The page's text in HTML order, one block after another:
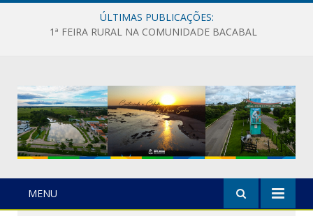
ÚLTIMAS PUBLICAÇÕES:
1ª FEIRA RURAL NA COMUNIDADE BACABAL
MENU